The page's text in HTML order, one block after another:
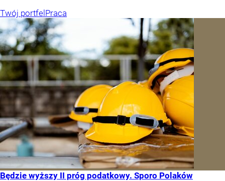
Twój portfelPraca
Będzie wyższy II próg podatkowy. Sporo Polaków